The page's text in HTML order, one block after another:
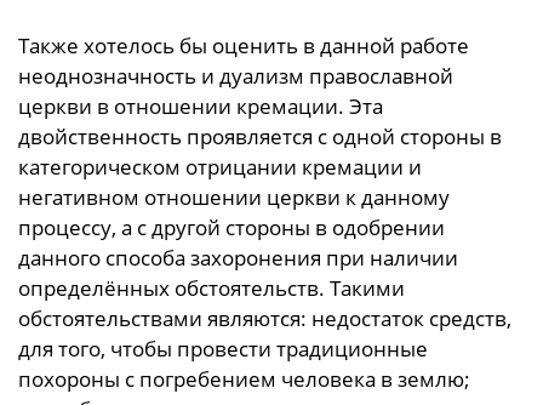
Также хотелось бы оценить в данной работе
неоднозначность и дуализм православной
церкви в отношении кремации. Эта
двойственность проявляется с одной стороны в
категорическом отрицании кремации и
негативном отношении церкви к данному
процессу, а с другой стороны в одобрении
данного способа захоронения при наличии
определённых обстоятельств. Такими
обстоятельствами являются: недостаток средств,
для того, чтобы провести традиционные
похороны с погребением человека в землю;